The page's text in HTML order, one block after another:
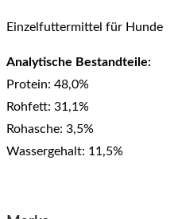
Einzelfuttermittel für Hunde
Analytische Bestandteile:
Protein: 48,0%
Rohfett: 31,1%
Rohasche: 3,5%
Wassergehalt: 11,5%